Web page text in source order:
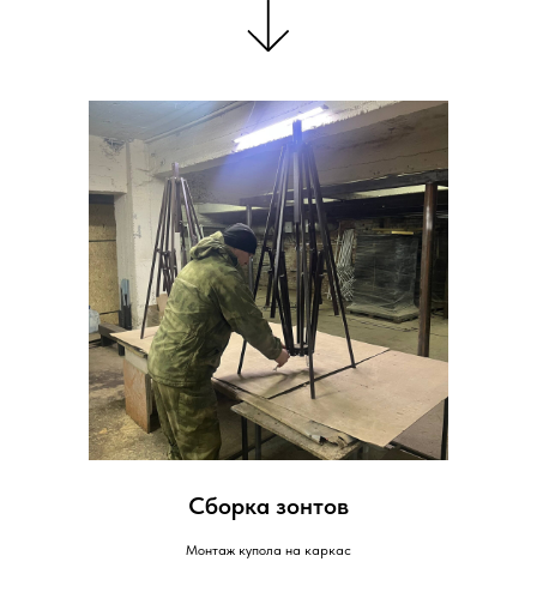
Сборка зонтов
Монтаж купола на каркас